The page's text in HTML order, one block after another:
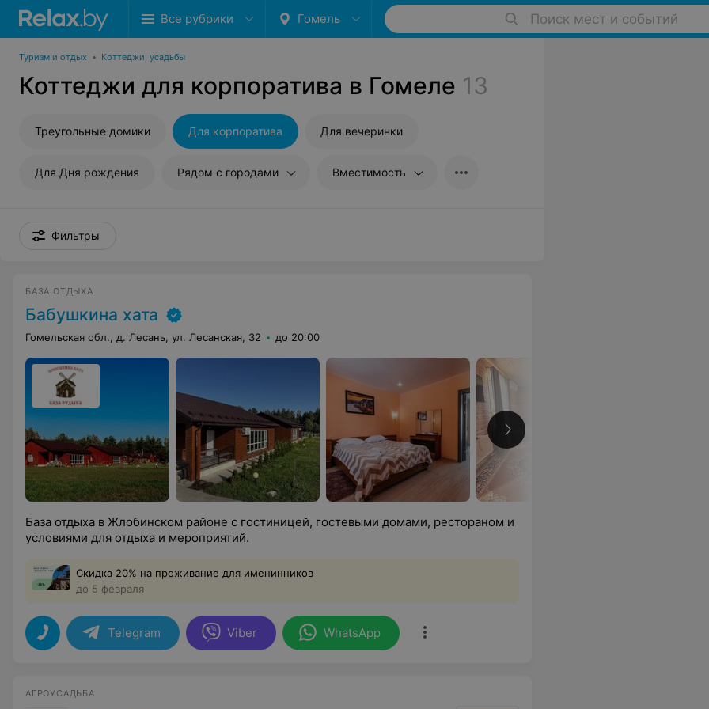
Все рубрики Гомель Поиск мест и событий
Туризм и отдых • Коттеджи, усадьбы
Коттеджи для корпоратива в Гомеле 13
Треугольные домики Для корпоратива Для вечеринки
Для Дня рождения Рядом с городами Вместимость
Фильтры
БАЗА ОТДЫХА
Бабушкина хата
Гомельская обл., д. Лесань, ул. Лесанская, 32 до 20:00
База отдыха в Жлобинском районе с гостиницей, гостевыми домами, рестораном и
условиями для отдыха и мероприятий.
Скидка 20% на проживание для именинников
до 5 февраля
Telegram Viber WhatsApp
АГРОУСАДЬБА